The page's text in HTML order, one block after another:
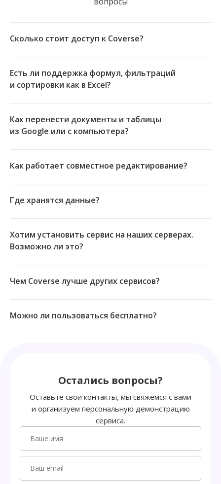
Сколько стоит доступ к Coverse?
Есть ли поддержка формул, фильтраций
и сортировки как в Excel?
Как перенести документы и таблицы
из Google или с компьютера?
Как работает совместное редактирование?
Где хранятся данные?
Хотим установить сервис на наших серверах.
Возможно ли это?
Чем Coverse лучше других сервисов?
Можно ли пользоваться бесплатно?
Остались вопросы?
Оставьте свои контакты, мы свяжемся с вами
и организуем персональную демонстрацию
сервиса.